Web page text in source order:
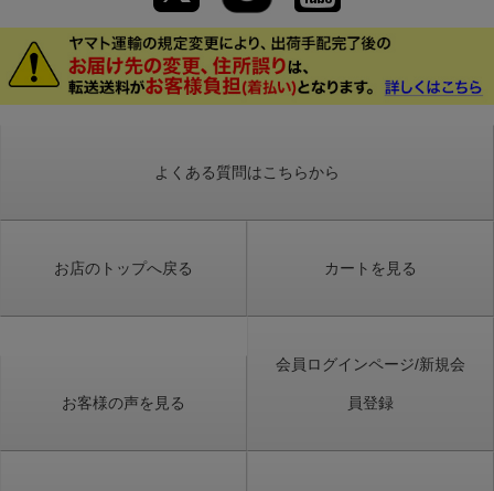
よくある質問はこちらから
お店のトップへ戻る カートを見る
お客様の声を見る
会員ログインページ/新規会
員登録